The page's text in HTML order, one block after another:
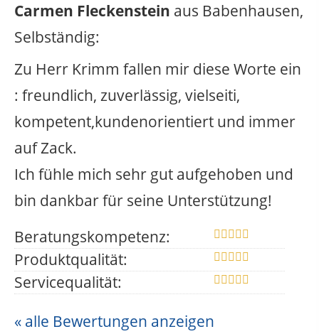
Carmen Fleckenstein aus Babenhausen,
Selbständig:
Zu Herr Krimm fallen mir diese Worte ein
: freundlich, zuverlässig, vielseiti,
kompetent,kundenorientiert und immer
auf Zack.
Ich fühle mich sehr gut aufgehoben und
bin dankbar für seine Unterstützung!
Beratungskompetenz:
Produktqualität:
Servicequalität:
« alle Bewertungen anzeigen